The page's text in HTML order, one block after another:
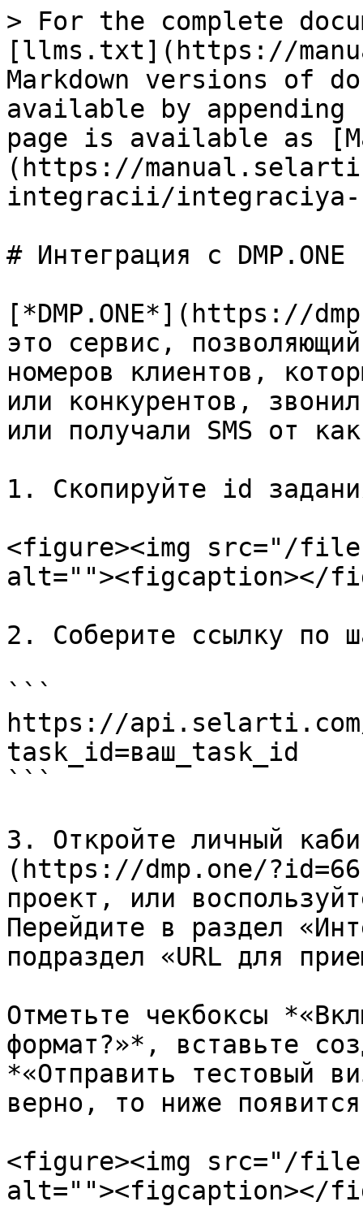
> For the complete
[llms.txt](https://
Markdown versions of
available by
page is available as
(https://
integracii/integraciya-
# Интеграция с DMP.ONE
[*DMP.ONE*](https://
это сервис,
номеров клиентов,
или конкурентов,
или получали SMS от
1. Скопируйте id
<figure><img src="/
alt=""><figcaption></
2. Соберите ссылку по
```
https://
task_id=ваш_task_id
```
3. Откройте личный
(https://dmp.one/
проект, или
Перейдите в раздел
подраздел «URL для
Отметьте чекбоксы
формат?»*, вставьте
*«Отправить тестовый
верно, то ниже
<figure><img src="/files/
alt=""><figcaption></